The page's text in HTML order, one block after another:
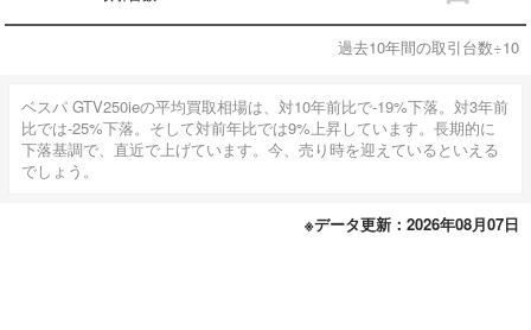
過去10年間の取引台数÷10
ベスパ GTV250ieの平均買取相場は、対10年前比で-19%下落。対3年前
比では-25%下落。そして対前年比では9%上昇しています。長期的に
下落基調で、直近で上げています。今、売り時を迎えているといえる
でしょう。
※データ更新：2026年08月07日